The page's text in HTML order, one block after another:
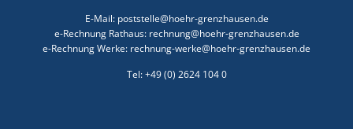
E-Mail: poststelle@hoehr-grenzhausen.de
e-Rechnung Rathaus: rechnung@hoehr-grenzhausen.de
e-Rechnung Werke: rechnung-werke@hoehr-grenzhausen.de
Tel: +49 (0) 2624 104 0